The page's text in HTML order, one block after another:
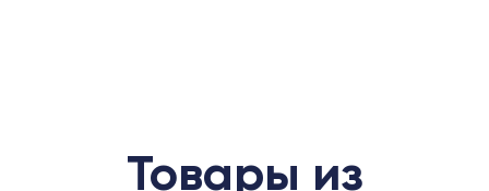
Товары из